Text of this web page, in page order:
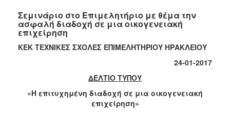
2022
2021
2020
2017
Σεμινάριο στο Επιμελητήριο με θέμα την
ασφαλή διαδοχή σε μια οικογενειακή
επιχείρηση
ΚΕΚ ΤΕΧΝΙΚΕΣ ΣΧΟΛΕΣ ΕΠΙΜΕΛΗΤΗΡΙΟΥ ΗΡΑΚΛΕΙΟΥ
24-01-2017
ΔΕΛΤΙΟ ΤΥΠΟΥ
«Η επιτυχημένη διαδοχή σε μια οικογενειακή
επιχείρηση»